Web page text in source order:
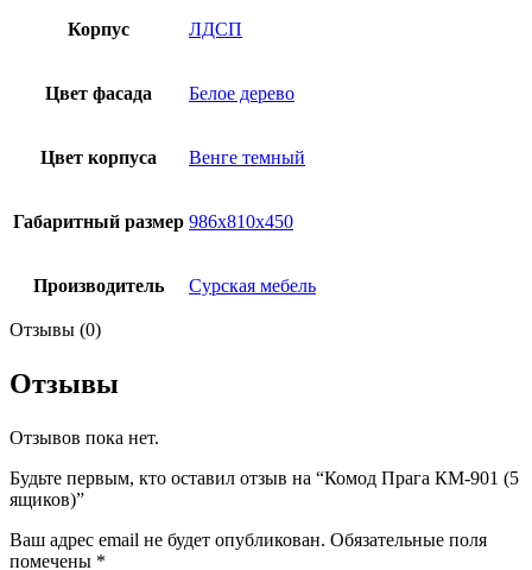
Корпус ЛДСП
Цвет фасада Белое дерево
Цвет корпуса Венге темный
Габаритный размер 986х810х450
Производитель Сурская мебель
Отзывы (0)
Отзывы
Отзывов пока нет.
Будьте первым, кто оставил отзыв на “Комод Прага КМ-901 (5
ящиков)”
Ваш адрес email не будет опубликован. Обязательные поля
помечены *